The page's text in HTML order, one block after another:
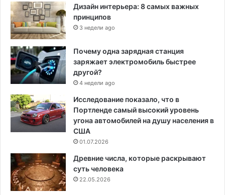
Дизайн интерьера: 8 самых важных
принципов
3 недели ago
Почему одна зарядная станция
заряжает электромобиль быстрее
другой?
4 недели ago
Исследование показало, что в
Портленде самый высокий уровень
угона автомобилей на душу населения в
США
01.07.2026
Древние числа, которые раскрывают
суть человека
22.05.2026